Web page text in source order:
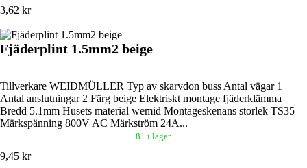
3,62 kr
Fjäderplint 1.5mm2 beige
Tillverkare WEIDMÜLLER Typ av skarvdon buss Antal vägar 1
Antal anslutningar 2 Färg beige Elektriskt montage fjäderklämma
Bredd 5.1mm Husets material wemid Montageskenans storlek TS35
Märkspänning 800V AC Märkström 24A...
81 i lager
9,45 kr